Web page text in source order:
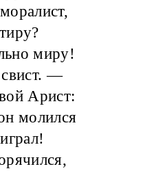
миру!
—
Арист:
молился